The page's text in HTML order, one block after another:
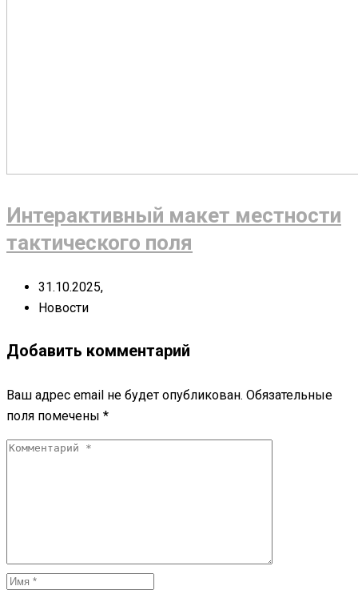
Интерактивный макет местности
тактического поля
31.10.2025,
Новости
Добавить комментарий
Ваш адрес email не будет опубликован. Обязательные
поля помечены *